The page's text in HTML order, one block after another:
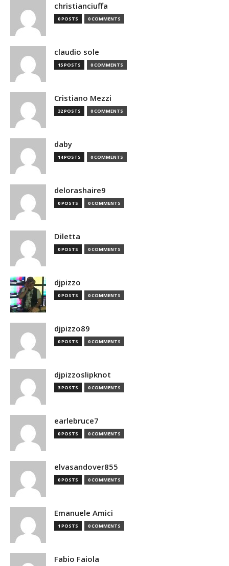
christianciuffa
0 POSTS 0 COMMENTS
claudio sole
15 POSTS 0 COMMENTS
Cristiano Mezzi
32 POSTS 0 COMMENTS
daby
14 POSTS 0 COMMENTS
delorashaire9
0 POSTS 0 COMMENTS
Diletta
0 POSTS 0 COMMENTS
djpizzo
0 POSTS 0 COMMENTS
djpizzo89
0 POSTS 0 COMMENTS
djpizzoslipknot
3 POSTS 0 COMMENTS
earlebruce7
0 POSTS 0 COMMENTS
elvasandover855
0 POSTS 0 COMMENTS
Emanuele Amici
1 POSTS 0 COMMENTS
Fabio Faiola